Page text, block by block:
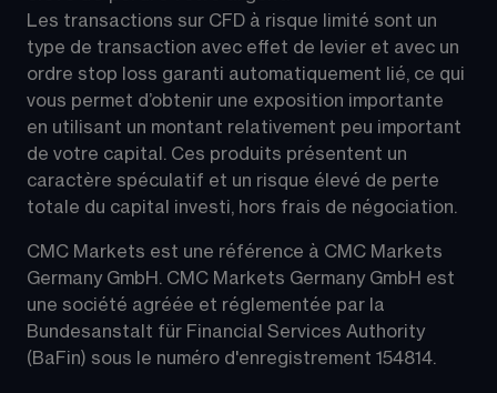
Les transactions sur CFD à risque limité sont un
type de transaction avec effet de levier et avec un
ordre stop loss garanti automatiquement lié, ce qui
vous permet d’obtenir une exposition importante
en utilisant un montant relativement peu important
de votre capital. Ces produits présentent un
caractère spéculatif et un risque élevé de perte
totale du capital investi, hors frais de négociation.
CMC Markets est une référence à CMC Markets
Germany GmbH. CMC Markets Germany GmbH est
une société agréée et réglementée par la
Bundesanstalt für Financial Services Authority
(BaFin) sous le numéro d'enregistrement 154814.